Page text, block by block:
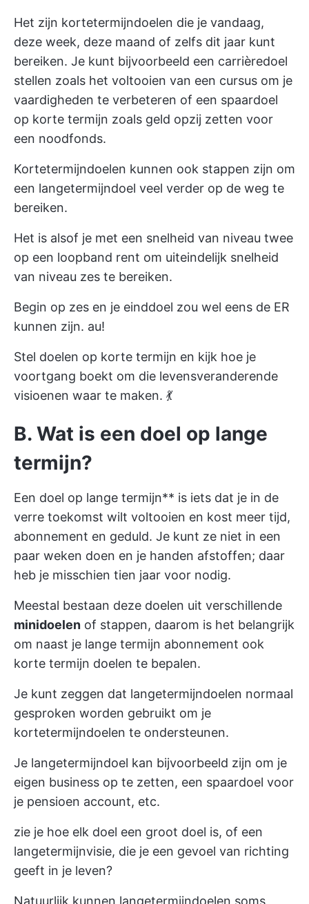
Het zijn kortetermijndoelen die je vandaag,
deze week, deze maand of zelfs dit jaar kunt
bereiken. Je kunt bijvoorbeeld een carrièredoel
stellen zoals het voltooien van een cursus om je
vaardigheden te verbeteren of een spaardoel
op korte termijn zoals geld opzij zetten voor
een noodfonds.
Kortetermijndoelen kunnen ook stappen zijn om
een langetermijndoel veel verder op de weg te
bereiken.
Het is alsof je met een snelheid van niveau twee
op een loopband rent om uiteindelijk snelheid
van niveau zes te bereiken.
Begin op zes en je einddoel zou wel eens de ER
kunnen zijn. au!
Stel doelen op korte termijn en kijk hoe je
voortgang boekt om die levensveranderende
visioenen waar te maken. 💃
B. Wat is een doel op lange
termijn?
Een doel op lange termijn** is iets dat je in de
verre toekomst wilt voltooien en kost meer tijd,
abonnement en geduld. Je kunt ze niet in een
paar weken doen en je handen afstoffen; daar
heb je misschien tien jaar voor nodig.
Meestal bestaan deze doelen uit verschillende
minidoelen of stappen, daarom is het belangrijk
om naast je lange termijn abonnement ook
korte termijn doelen te bepalen.
Je kunt zeggen dat langetermijndoelen normaal
gesproken worden gebruikt om je
kortetermijndoelen te ondersteunen.
Je langetermijndoel kan bijvoorbeeld zijn om je
eigen business op te zetten, een spaardoel voor
je pensioen account, etc.
zie je hoe elk doel een groot doel is, of een
langetermijnvisie, die je een gevoel van richting
geeft in je leven?
Natuurlijk kunnen langetermijndoelen soms